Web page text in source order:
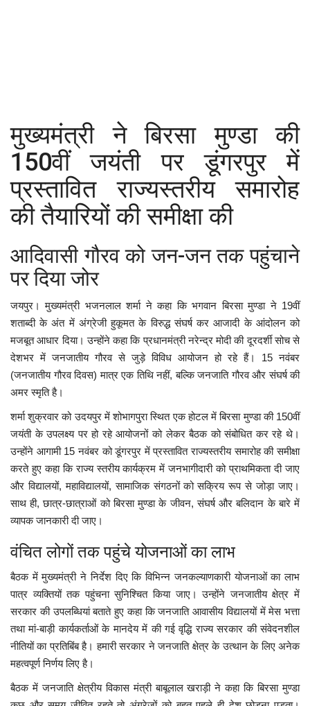
बिजनेस
राशिफल
संपर्क
मुख्यमंत्री ने बिरसा मुण्डा की
150वीं जयंती पर डूंगरपुर में
प्रस्तावित राज्यस्तरीय समारोह
की तैयारियों की समीक्षा की
आदिवासी गौरव को जन-जन तक पहुंचाने
पर दिया जोर
जयपुर। मुख्यमंत्री भजनलाल शर्मा ने कहा कि भगवान बिरसा मुण्डा ने 19वीं
शताब्दी के अंत में अंग्रेजी हुकूमत के विरुद्ध संघर्ष कर आजादी के आंदोलन को
मजबूत आधार दिया। उन्होंने कहा कि प्रधानमंत्री नरेन्द्र मोदी की दूरदर्शी सोच से
देशभर में जनजातीय गौरव से जुड़े विविध आयोजन हो रहे हैं। 15 नवंबर
(जनजातीय गौरव दिवस) मात्र एक तिथि नहीं, बल्कि जनजाति गौरव और संघर्ष की
अमर स्मृति है।
शर्मा शुक्रवार को उदयपुर में शोभागपुरा स्थित एक होटल में बिरसा मुण्डा की 150वीं
जयंती के उपलक्ष्य पर हो रहे आयोजनों को लेकर बैठक को संबोधित कर रहे थे।
उन्होंने आगामी 15 नवंबर को डूंगरपुर में प्रस्तावित राज्यस्तरीय समारोह की समीक्षा
करते हुए कहा कि राज्य स्तरीय कार्यक्रम में जनभागीदारी को प्राथमिकता दी जाए
और विद्यालयों, महाविद्यालयों, सामाजिक संगठनों को सक्रिय रूप से जोड़ा जाए।
साथ ही, छात्र-छात्राओं को बिरसा मुण्डा के जीवन, संघर्ष और बलिदान के बारे में
व्यापक जानकारी दी जाए।
वंचित लोगों तक पहुंचे योजनाओं का लाभ
बैठक में मुख्यमंत्री ने निर्देश दिए कि विभिन्न जनकल्याणकारी योजनाओं का लाभ
पात्र व्यक्तियों तक पहुंचना सुनिश्चित किया जाए। उन्होंने जनजातीय क्षेत्र में
सरकार की उपलब्धियां बताते हुए कहा कि जनजाति आवासीय विद्यालयों में मेस भत्ता
तथा मां-बाड़ी कार्यकर्ताओं के मानदेय में की गई वृद्धि राज्य सरकार की संवेदनशील
नीतियों का प्रतिबिंब है। हमारी सरकार ने जनजाति क्षेत्र के उत्थान के लिए अनेक
महत्वपूर्ण निर्णय लिए है।
बैठक में जनजाति क्षेत्रीय विकास मंत्री बाबूलाल खराड़ी ने कहा कि बिरसा मुण्डा